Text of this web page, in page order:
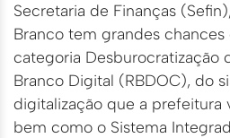
Secretaria de Finanças
Branco tem grandes
categoria Desburocratização
Branco Digital (RBDOC), do
digitalização que a prefeitura
bem como o Sistema